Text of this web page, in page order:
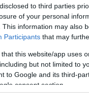
to third parties
of your personal
This information may also
Participants that may
that this website/app uses
but not limited to
to Google and its third-
consent section.
nem tudod
kattints!